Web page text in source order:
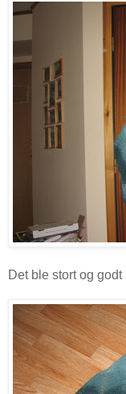
Det ble stort og godt